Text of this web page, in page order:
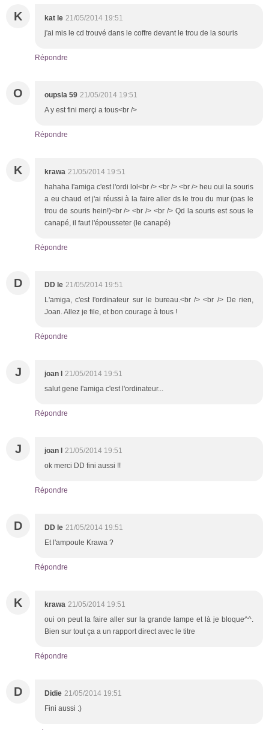
K kat le 21/05/2014 19:51
j'ai mis le cd trouvé dans le coffre devant le trou de la souris
Répondre
O oupsla 59 21/05/2014 19:51
A y est fini merçi a tous<br />
Répondre
K krawa 21/05/2014 19:51
hahaha l'amiga c'est l'ordi lol<br /> <br /> <br /> heu oui la souris
a eu chaud et j'ai réussi à la faire aller ds le trou du mur (pas le
trou de souris hein!)<br /> <br /> <br /> Qd la souris est sous le
canapé, il faut l'épousseter (le canapé)
Répondre
D DD le 21/05/2014 19:51
L'amiga, c'est l'ordinateur sur le bureau.<br /> <br /> De rien,
Joan. Allez je file, et bon courage à tous !
Répondre
J joan l 21/05/2014 19:51
salut gene l'amiga c'est l'ordinateur...
Répondre
J joan l 21/05/2014 19:51
ok merci DD fini aussi !!
Répondre
D DD le 21/05/2014 19:51
Et l'ampoule Krawa ?
Répondre
K krawa 21/05/2014 19:51
oui on peut la faire aller sur la grande lampe et là je bloque^^.
Bien sur tout ça a un rapport direct avec le titre
Répondre
D Didie 21/05/2014 19:51
Fini aussi :)